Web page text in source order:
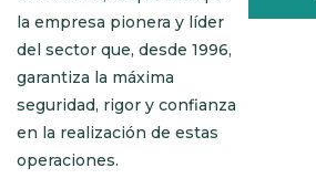
la empresa pionera y líder
del sector que, desde 1996,
garantiza la máxima
seguridad, rigor y confianza
en la realización de estas
operaciones.